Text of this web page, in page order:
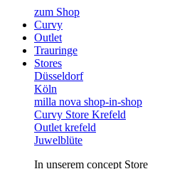
zum Shop
Curvy
Outlet
Trauringe
Stores
Düsseldorf
Köln
milla nova shop-in-shop
Curvy Store Krefeld
Outlet krefeld
Juwelblüte
In unserem concept Store